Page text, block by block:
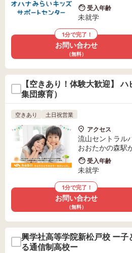
受入年齢
未就学
1分で完了！
お問い合わせ
（無料）
【空きあり！体験大歓迎】
集団療育）
空きあり 土日祝営業
アクセス
流山セントラル
おおたかの森駅
受入年齢
未就学
1分で完了！
お問い合わせ
（無料）
興学社高等学院新松戸校 ー
る通信制高校ー